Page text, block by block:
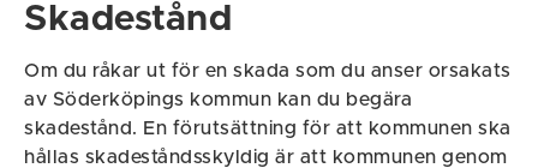
Skadestånd
Om du råkar ut för en skada som du anser orsakats
av Söderköpings kommun kan du begära
skadestånd. En förutsättning för att kommunen ska
hållas skadeståndsskyldig är att kommunen genom